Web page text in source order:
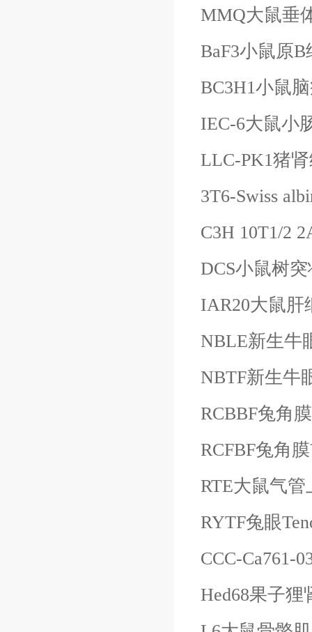
MMQ大鼠垂
BaF3小鼠原B
BC3H1小鼠
IEC-6大鼠小
LLC-PK1猪
3T6-Swiss
C3H 10T1/2
DCS小鼠树
IAR20大鼠肝
NBLE新生牛
NBTF新生牛
RCBBF兔角
RCFBF兔角
RTE大鼠气
RYTF兔眼
CCC-Ca761-
Hed68果子狸